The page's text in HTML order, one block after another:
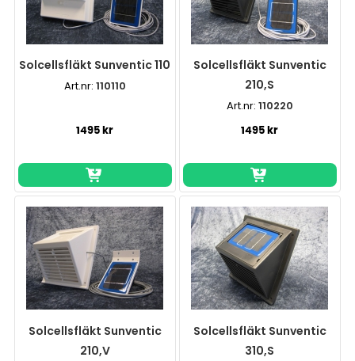
Solcellsfläkt Sunventic 110
Art.nr: 110110
1495 kr
Solcellsfläkt Sunventic
210,S
Art.nr: 110220
1495 kr
Solcellsfläkt Sunventic
210,V
Solcellsfläkt Sunventic
310,S